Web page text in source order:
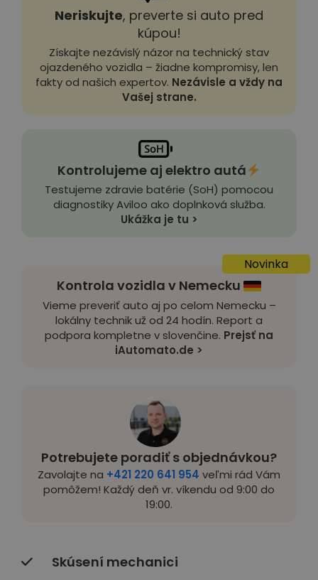
Potrebujete poradiť s objednávkou?
Zavolajte na +421 220 641 954 veľmi rád Vám
pomôžem! Každý deň vr. víkendu od 9:00 do
19:00.
Skúsení mechanici
Neriskujte, preverte si auto pred
kúpou!
Získajte nezávislý názor na technický stav
ojazdeného vozidla – žiadne kompromisy, len
fakty od našich expertov. Nezávisle a vždy na
Vašej strane.
Kontrolujeme aj elektro autá
Testujeme zdravie batérie (SoH) pomocou
diagnostiky Aviloo ako doplnková služba.
Ukážka je tu >
Novinka
Kontrola vozidla v Nemecku
Vieme preveriť auto aj po celom Nemecku –
lokálny technik už od 24 hodín. Report a
podpora kompletne v slovenčine. Prejsť na
iAutomato.de >